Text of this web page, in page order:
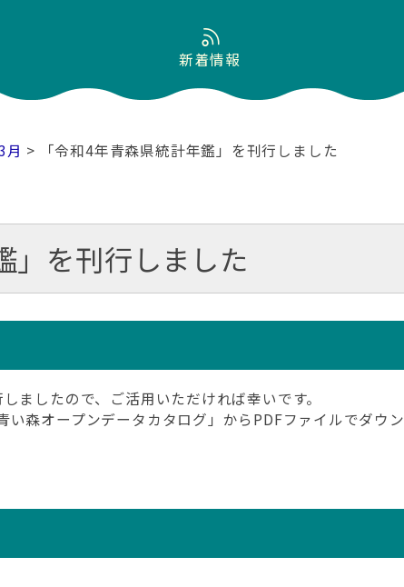
新着情報
月 > 「令和4年青森県統計年鑑」を刊行しました
」を刊行しました
ましたので、ご活用いただければ幸いです。
森オープンデータカタログ」からPDFファイルでダウン